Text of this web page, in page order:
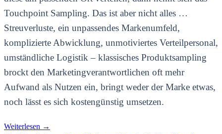
Touchpoint Sampling. Das ist aber nicht alles …
Streuverluste, ein unpassendes Markenumfeld,
komplizierte Abwicklung, unmotiviertes Verteilpersonal,
umständliche Logistik – klassisches Produktsampling
brockt den Marketingverantwortlichen oft mehr
Aufwand als Nutzen ein, bringt weder der Marke etwas,
noch lässt es sich kostengünstig umsetzen.
Weiterlesen →